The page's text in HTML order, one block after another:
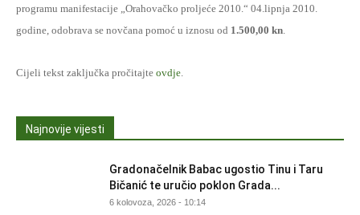
programu manifestacije „Orahovačko proljeće 2010.“ 04.lipnja 2010.
godine, odobrava se novčana pomoć u iznosu od 1.500,00 kn.
Cijeli tekst zaključka pročitajte ovdje.
Najnovije vijesti
Gradonačelnik Babac ugostio Tinu i Taru
Bičanić te uručio poklon Grada...
6 kolovoza, 2026 - 10:14